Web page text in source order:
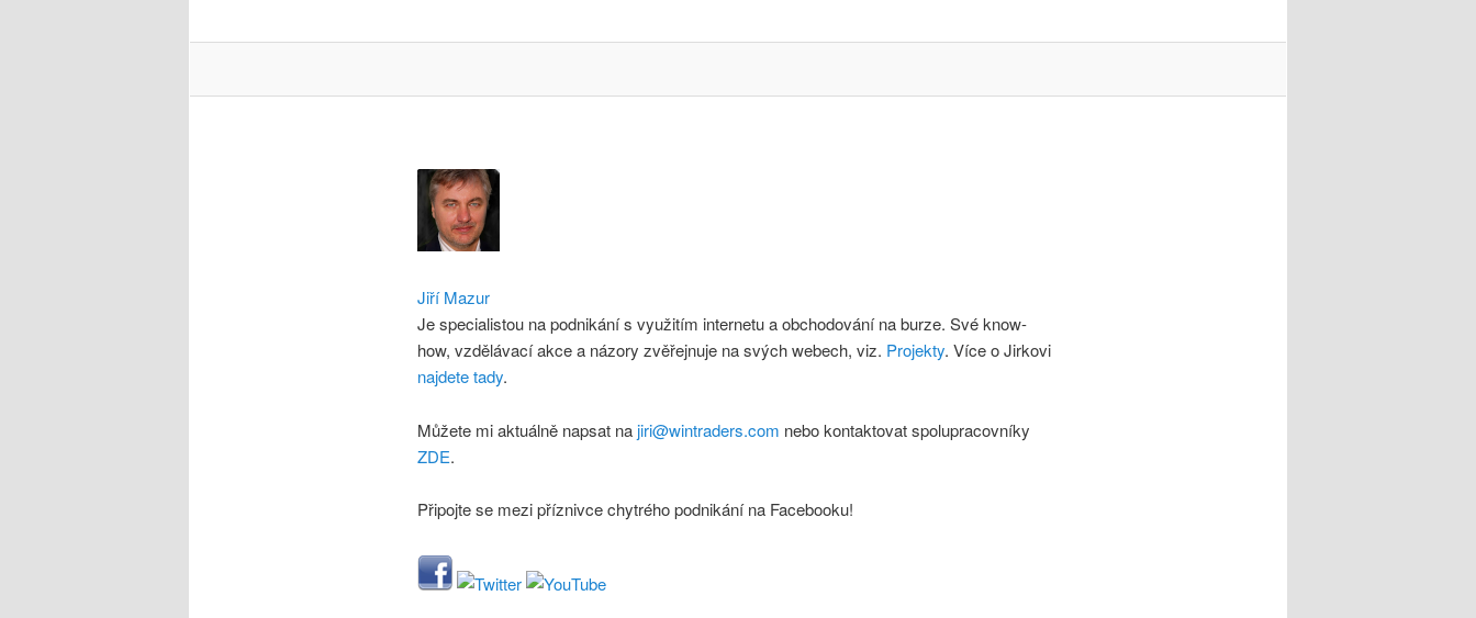
Jiří Mazur
Je specialistou na podnikání s využitím internetu a obchodování na burze. Své know-
how, vzdělávací akce a názory zvěřejnuje na svých webech, viz. Projekty. Více o Jirkovi
najdete tady.
Můžete mi aktuálně napsat najiri@wintraders.com nebo kontaktovat spolupracovníky
ZDE.
Připojte se mezi příznivce chytrého podnikání na Facebooku!